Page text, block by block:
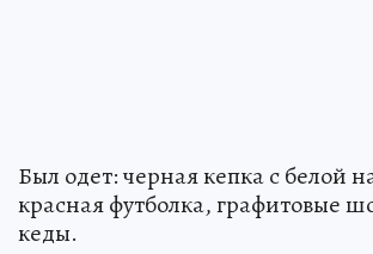
Был одет: черная кепка с белой
красная футболка, графитовые
кеды.